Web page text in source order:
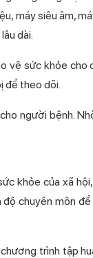
máy siêu âm,
dài.
vệ sức khỏe cho
để theo dõi.
người bệnh.
khỏe của xã
độ chuyên môn
trình tập